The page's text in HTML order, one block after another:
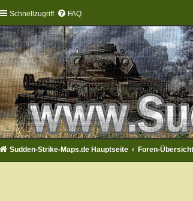
Schnellzugriff FAQ
Sudden-Strike-Maps.de Hauptseite Foren-Übersicht